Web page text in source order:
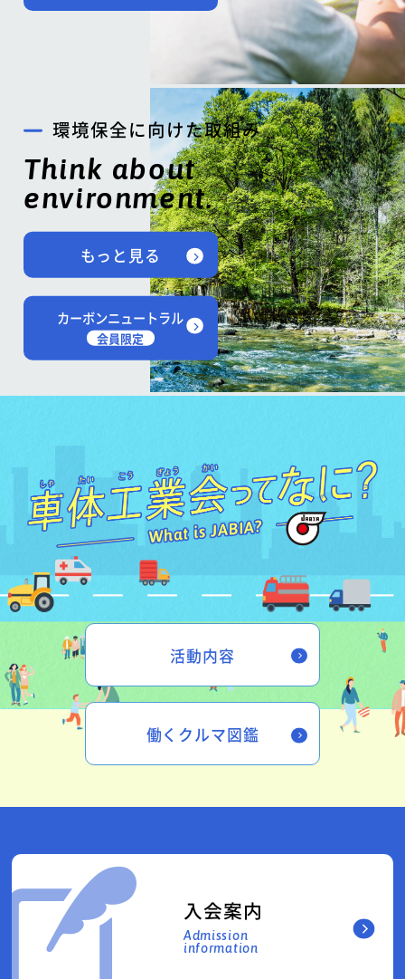
環境保全に向けた取組み
Think about
environment.
もっと見る
カーボンニュートラル
会員限定
活動内容
働くクルマ図鑑
入会案内
Admission
information